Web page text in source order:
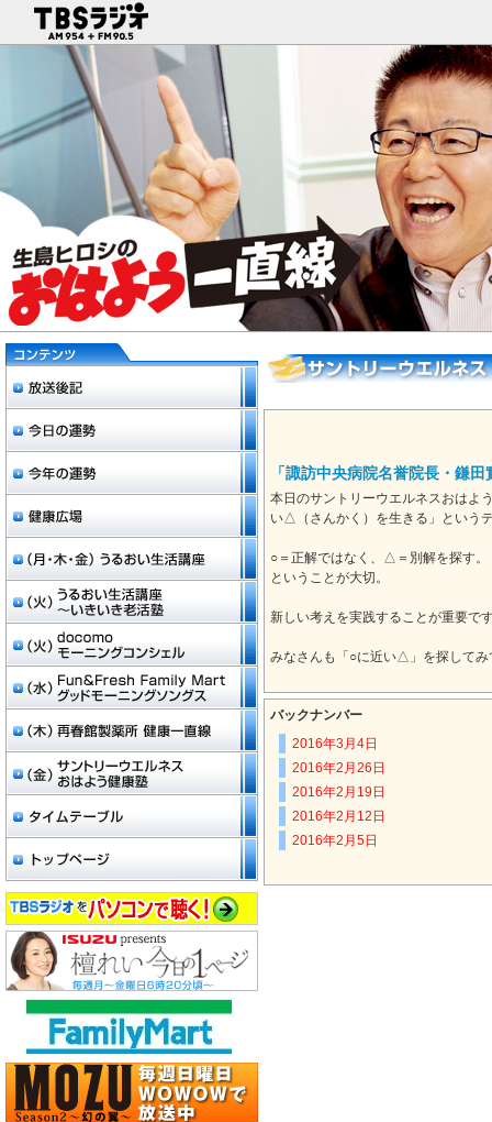
「諏訪中央病院名誉院長・鎌田
本日のサントリーウエルネスおはよ
い△（さんかく）を生きる」という
○＝正解ではなく、△＝別解を探す。
ということが大切。
新しい考えを実践することが重要で
みなさんも「○に近い△」を探してみ
バックナンバー
2016年3月4日
2016年2月26日
2016年2月19日
2016年2月12日
2016年2月5日